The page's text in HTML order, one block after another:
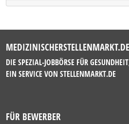
MEDIZINISCHERSTELLENMARKT.DE
DIE SPEZIAL-JOBBÖRSE FÜR
EIN SERVICE VON STELLENMARKT.DE
FÜR BEWERBER